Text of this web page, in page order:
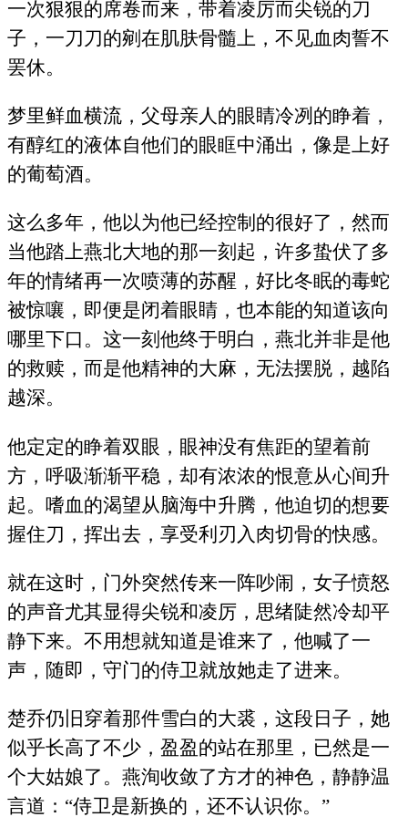
一次狠狠的席卷而来，带着凌厉而尖锐的刀
子，一刀刀的剜在肌肤骨髓上，不见血肉誓不
罢休。
梦里鲜血横流，父母亲人的眼睛冷冽的睁着，
有醇红的液体自他们的眼眶中涌出，像是上好
的葡萄酒。
这么多年，他以为他已经控制的很好了，然而
当他踏上燕北大地的那一刻起，许多蛰伏了多
年的情绪再一次喷薄的苏醒，好比冬眠的毒蛇
被惊嚷，即便是闭着眼睛，也本能的知道该向
哪里下口。这一刻他终于明白，燕北并非是他
的救赎，而是他精神的大麻，无法摆脱，越陷
越深。
他定定的睁着双眼，眼神没有焦距的望着前
方，呼吸渐渐平稳，却有浓浓的恨意从心间升
起。嗜血的渴望从脑海中升腾，他迫切的想要
握住刀，挥出去，享受利刃入肉切骨的快感。
就在这时，门外突然传来一阵吵闹，女子愤怒
的声音尤其显得尖锐和凌厉，思绪陡然冷却平
静下来。不用想就知道是谁来了，他喊了一
声，随即，守门的侍卫就放她走了进来。
楚乔仍旧穿着那件雪白的大裘，这段日子，她
似乎长高了不少，盈盈的站在那里，已然是一
个大姑娘了。燕洵收敛了方才的神色，静静温
言道：“侍卫是新换的，还不认识你。”